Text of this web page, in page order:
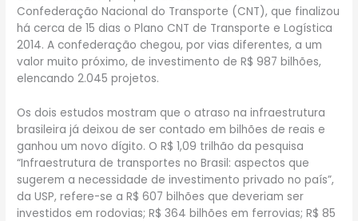
Confederação Nacional do Transporte (CNT), que finalizou
há cerca de 15 dias o Plano CNT de Transporte e Logística
2014. A confederação chegou, por vias diferentes, a um
valor muito próximo, de investimento de R$ 987 bilhões,
elencando 2.045 projetos.
Os dois estudos mostram que o atraso na infraestrutura
brasileira já deixou de ser contado em bilhões de reais e
ganhou um novo dígito. O R$ 1,09 trilhão da pesquisa
“Infraestrutura de transportes no Brasil: aspectos que
sugerem a necessidade de investimento privado no país”,
da USP, refere-se a R$ 607 bilhões que deveriam ser
investidos em rodovias; R$ 364 bilhões em ferrovias; R$ 85